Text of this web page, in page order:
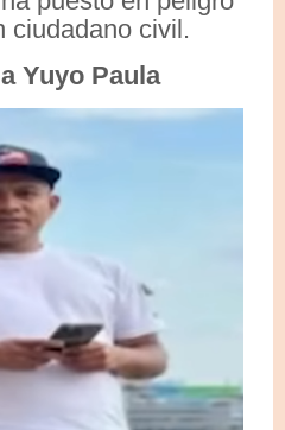
ciudadano civil.
Yuyo Paula